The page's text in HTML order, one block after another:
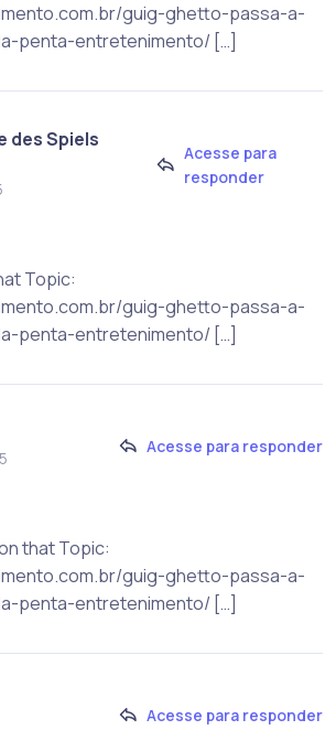
guig-ghetto-passa-a-
penta-entretenimento/ […]
des Spiels
Acesse para
responder
Topic:
guig-ghetto-passa-a-
penta-entretenimento/ […]
Acesse para responder
that Topic:
guig-ghetto-passa-a-
penta-entretenimento/ […]
Acesse para responder